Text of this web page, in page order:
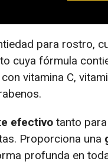
para rostro,
cuya fórmula
vitamina C,
efectivo tanto
Proporciona una
profunda en